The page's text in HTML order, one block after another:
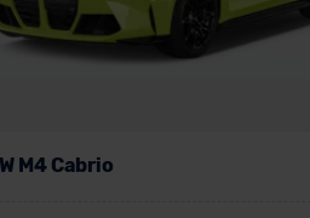
M4 Cabrio